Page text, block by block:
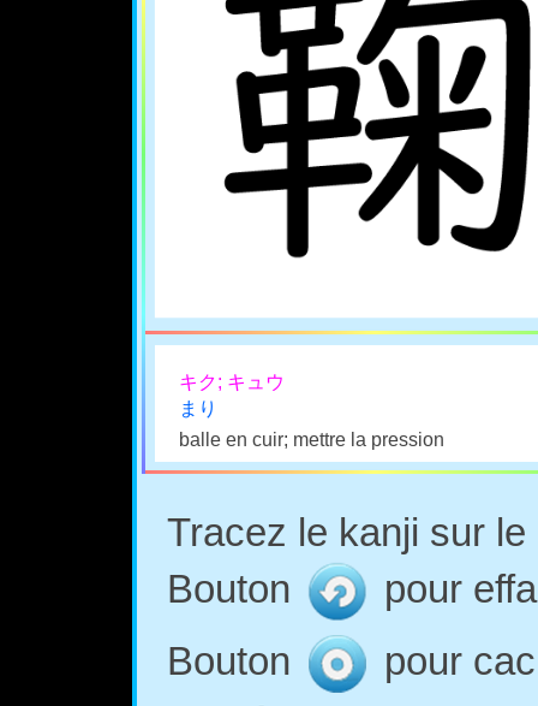
キク; キュウ
まり
balle en cuir; mettre la pression
Tracez le kanji sur
Bouton
pour
Bouton
pour